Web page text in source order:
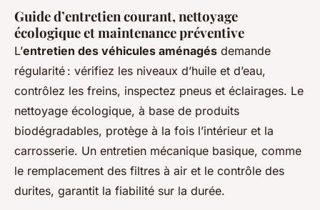
Guide d’entretien courant, nettoyage
écologique et maintenance préventive
L’entretien des véhicules aménagés demande
régularité : vérifiez les niveaux d’huile et d’eau,
contrôlez les freins, inspectez pneus et éclairages. Le
nettoyage écologique, à base de produits
biodégradables, protège à la fois l’intérieur et la
carrosserie. Un entretien mécanique basique, comme
le remplacement des filtres à air et le contrôle des
durites, garantit la fiabilité sur la durée.